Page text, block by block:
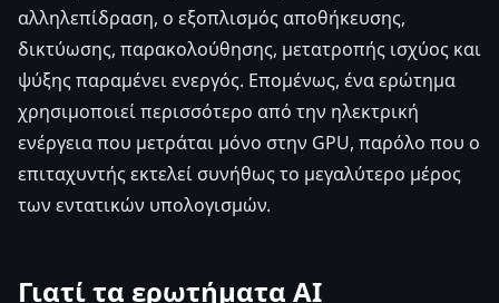
αλληλεπίδραση, ο εξοπλισμός αποθήκευσης,
δικτύωσης, παρακολούθησης, μετατροπής ισχύος και
ψύξης παραμένει ενεργός. Επομένως, ένα ερώτημα
χρησιμοποιεί περισσότερο από την ηλεκτρική
ενέργεια που μετράται μόνο στην GPU, παρόλο που ο
επιταχυντής εκτελεί συνήθως το μεγαλύτερο μέρος
των εντατικών υπολογισμών.
Γιατί τα ερωτήματα AI